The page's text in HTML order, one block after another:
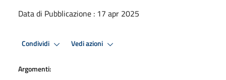
Data di Pubblicazione : 17 apr 2025
Condividi Vedi azioni
Argomenti: